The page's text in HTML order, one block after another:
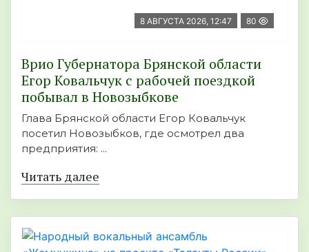
8 АВГУСТА 2026, 12:47 80
Врио Губернатора Брянской области
Егор Ковальчук с рабочей поездкой
побывал в Новозыбкове
Глава Брянской области Егор Ковальчук
посетил Новозыбков, где осмотрел два
предприятия: ...
Читать далее